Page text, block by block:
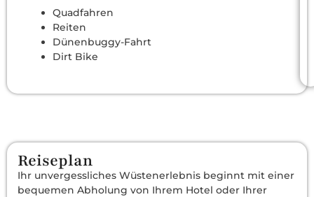
Quadfahren
Reiten
Dünenbuggy-Fahrt
Dirt Bike
Reiseplan
Ihr unvergessliches Wüstenerlebnis beginnt mit einer
bequemen Abholung von Ihrem Hotel oder Ihrer